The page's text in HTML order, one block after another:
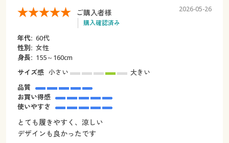
ご購入者様
購入確認済み
2026-05-26
年代: 60代
性別: 女性
身長: 155～160cm
サイズ感 小さい
大きい
品質
お買い得感
使いやすさ
とても履きやすく、涼しい
デザインも良かったです